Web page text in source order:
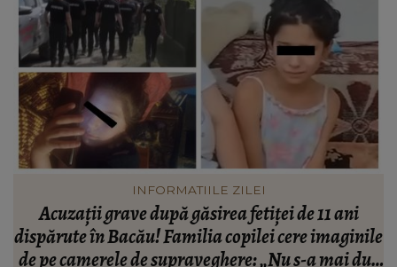
VEDETE
Johny Romano, scos din sărite în timp ce se afla la
cumpărături! Ce i-a o spus femeie după ce artistul
nu i-a răspuns: “Nu bagi…”